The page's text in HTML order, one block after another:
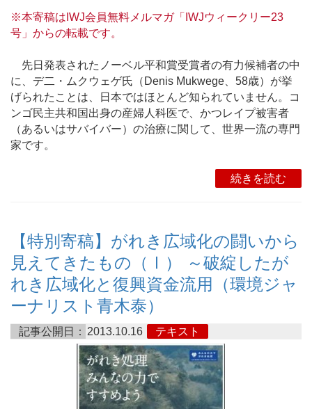
※本寄稿はIWJ会員無料メルマガ「IWJウィークリー23
号」からの転載です。
先日発表されたノーベル平和賞受賞者の有力候補者の中
に、デ二・ムクウェゲ氏（Denis Mukwege、58歳）が挙
げられたことは、日本ではほとんど知られていません。コ
ンゴ民主共和国出身の産婦人科医で、かつレイプ被害者
（あるいはサバイバー）の治療に関して、世界一流の専門
家です。
続きを読む
【特別寄稿】がれき広域化の闘いから
見えてきたもの（Ⅰ） ～破綻したが
れき広域化と復興資金流用（環境ジャ
ーナリスト青木泰）
記事公開日： 2013.10.16 テキスト